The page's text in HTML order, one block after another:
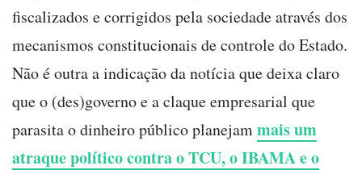
fiscalizados e corrigidos pela sociedade através dos
mecanismos constitucionais de controle do Estado.
Não é outra a indicação da notícia que deixa claro
que o (des)governo e a claque empresarial que
parasita o dinheiro público planejammais um
atraque político contra o TCU, o IBAMA e o